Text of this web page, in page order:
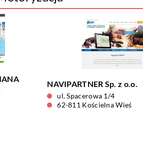
NAVIPARTNER Sp. z o.o.
ul. Spacerowa 1/4
62-811 Kościelna Wieś